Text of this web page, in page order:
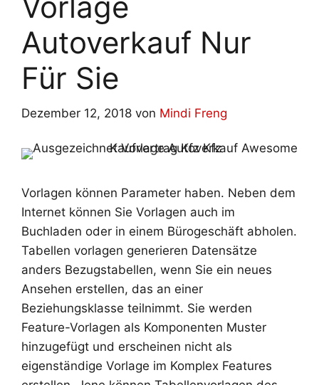
Autoverkauf Nur
Für Sie
Dezember 12, 2018 von Mindi Freng
Vorlagen können Parameter haben. Neben dem
Internet können Sie Vorlagen auch im
Buchladen oder in einem Bürogeschäft abholen.
Tabellen vorlagen generieren Datensätze
anders Bezugstabellen, wenn Sie ein neues
Ansehen erstellen, das an einer
Beziehungsklasse teilnimmt. Sie werden
Feature-Vorlagen als Komponenten Muster
hinzugefügt und erscheinen nicht als
eigenständige Vorlage im Komplex Features